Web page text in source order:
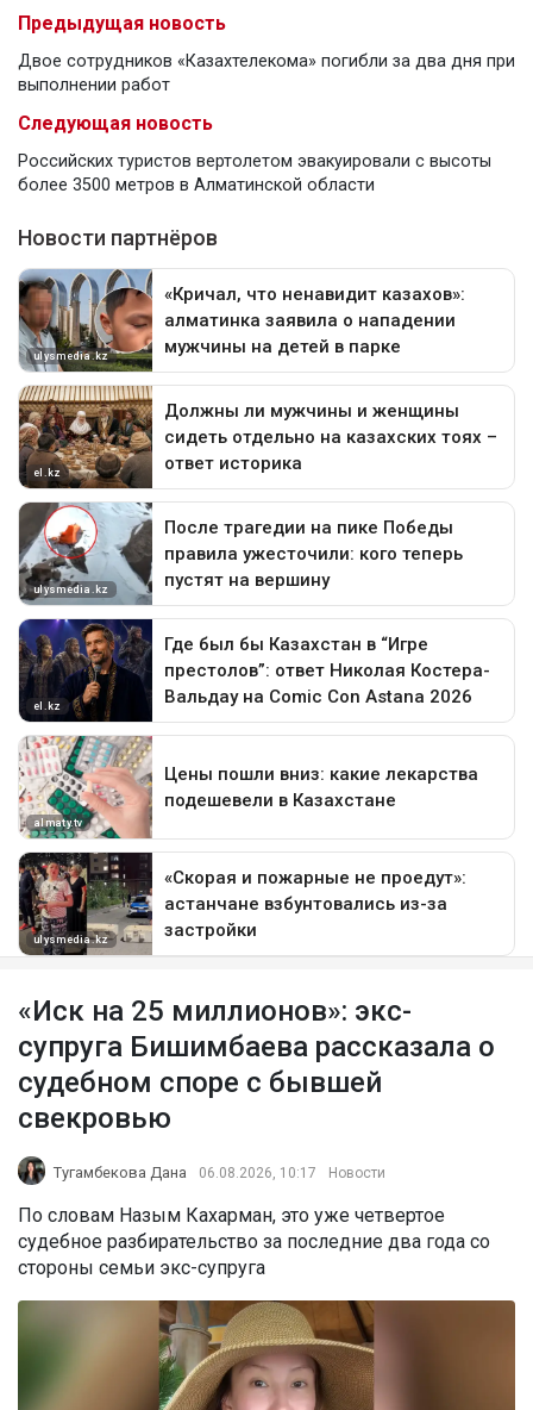
Предыдущая новость
Двое сотрудников «Казахтелекома» погибли за два дня при
выполнении работ
Следующая новость
Российских туристов вертолетом эвакуировали с высоты
более 3500 метров в Алматинской области
«Иск на 25 миллионов»: экс-
супруга Бишимбаева рассказала о
судебном споре с бывшей
свекровью
Тугамбекова Дана 06.08.2026, 10:17 Новости
По словам Назым Кахарман, это уже четвертое
судебное разбирательство за последние два года со
стороны семьи экс-супруга